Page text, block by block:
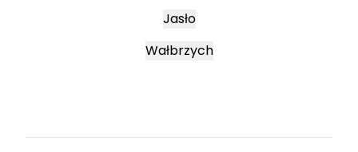
Jasło
Wałbrzych